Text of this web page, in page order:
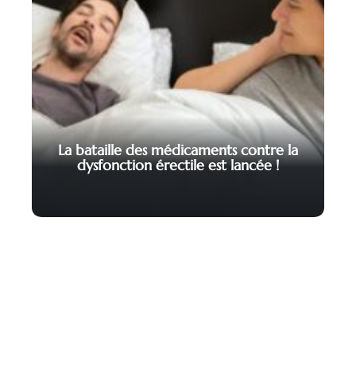
La bataille des médicaments contre la
dysfonction érectile est lancée !